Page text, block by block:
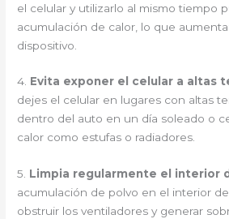
el celular y utilizarlo al mismo tiempo
acumulación de calor, lo que
dispositivo.
4. Evita exponer el celular a altas
dejes el celular en lugares con altas
dentro del auto en un día soleado o
calor como estufas o radiadores.
5. Limpia regularmente el interior
acumulación de polvo en el interior
obstruir los ventiladores y generar